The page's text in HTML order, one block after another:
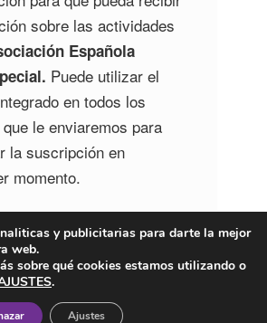
sobre las actividades
Española
Puede utilizar el
en todos los
le enviaremos para
la suscripción en
momento.
y publicitarias para darte la mejor
web.
sobre qué cookies estamos utilizando o
.
Ajustes